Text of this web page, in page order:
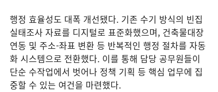
행정 효율성도 대폭 개선됐다. 기존 수기 방식의 빈집
실태조사 자료를 디지털로 표준화했으며, 건축물대장
연동 및 주소-좌표 변환 등 반복적인 행정 절차를 자동
화 시스템으로 전환했다. 이를 통해 담당 공무원들이
단순 수작업에서 벗어나 정책 기획 등 핵심 업무에 집
중할 수 있는 여건을 마련했다.